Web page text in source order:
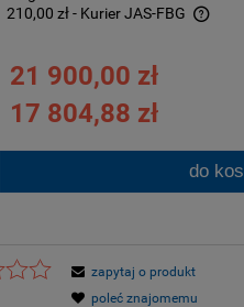
210,00 zł- Kurier JAS-FBG
ewentualnych kosztów
21 900,00 zł
17 804,88 zł
do
zapytaj o produkt
poleć znajomemu